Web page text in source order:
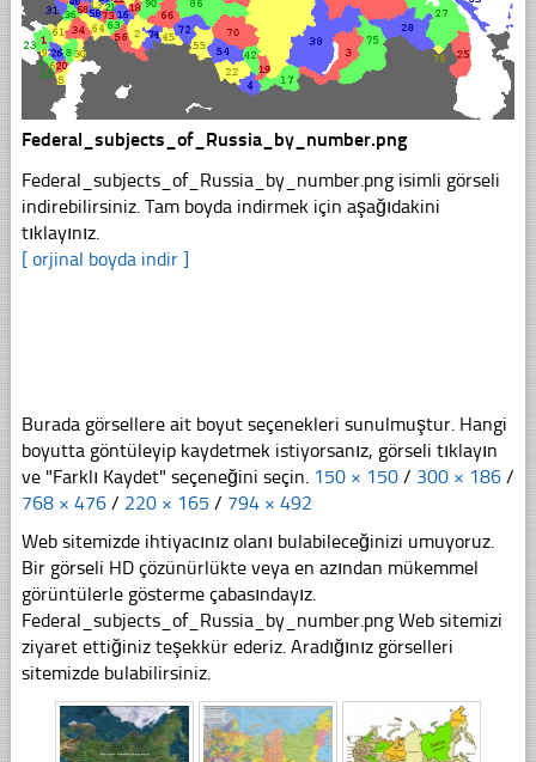
Federal_subjects_of_Russia_by_number.png
Federal_subjects_of_Russia_by_number.png isimli görseli
indirebilirsiniz. Tam boyda indirmek için aşağıdakini
tıklayınız.
[ orjinal boyda indir ]
Burada görsellere ait boyut seçenekleri sunulmuştur. Hangi
boyutta göntüleyip kaydetmek istiyorsanız, görseli tıklayın
ve "Farklı Kaydet" seçeneğini seçin. 150 × 150 / 300 × 186 /
768 × 476 / 220 × 165 / 794 × 492
Web sitemizde ihtiyacınız olanı bulabileceğinizi umuyoruz.
Bir görseli HD çözünürlükte veya en azından mükemmel
görüntülerle gösterme çabasındayız.
Federal_subjects_of_Russia_by_number.png Web sitemizi
ziyaret ettiğiniz teşekkür ederiz. Aradığınız görselleri
sitemizde bulabilirsiniz.